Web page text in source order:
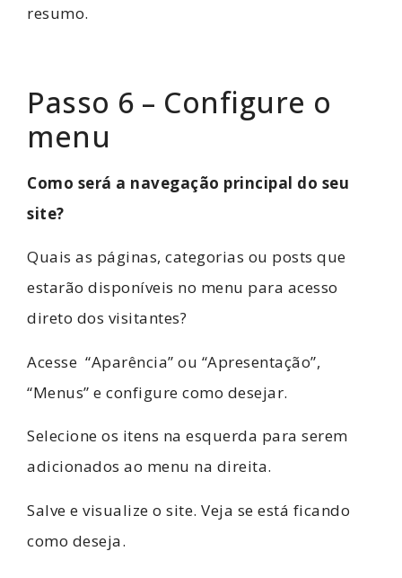
resumo.
Passo 6 – Configure o
menu
Como será a navegação principal do seu
site?
Quais as páginas, categorias ou posts que
estarão disponíveis no menu para acesso
direto dos visitantes?
Acesse “Aparência” ou “Apresentação”,
“Menus” e configure como desejar.
Selecione os itens na esquerda para serem
adicionados ao menu na direita.
Salve e visualize o site. Veja se está ficando
como deseja.